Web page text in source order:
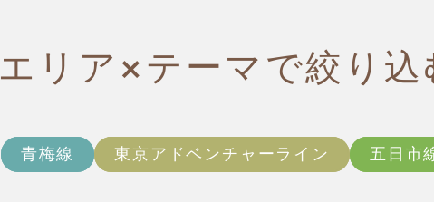
五日市線
観る・触れる
エリア×テーマで絞り込
青梅線 東京アドベンチャーライン 五日市